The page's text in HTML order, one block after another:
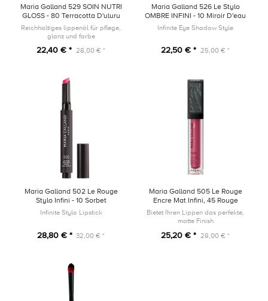
Maria Galland 529 SOIN NUTRI
GLOSS - 80 Terracotta D'uluru
Reichhaltiges lippenöl für pflege,
glanz und farbe
22,40 € * 28,00 € *
Maria Galland 526 Le Stylo
OMBRE INFINI - 10 Miroir D'eau
Infinite Eye Shadow Style
22,50 € * 25,00 € *
Maria Galland 502 Le Rouge
Stylo Infini - 10 Sorbet
Grenadine
Infinite Stylo Lipstick
28,80 € * 32,00 € *
Maria Galland 505 Le Rouge
Encre Mat Infini, 45 Rouge
Hibiscus, 6,5ml
Bietet Ihren Lippen das perfekte,
matte Finish
25,20 € * 28,00 € *